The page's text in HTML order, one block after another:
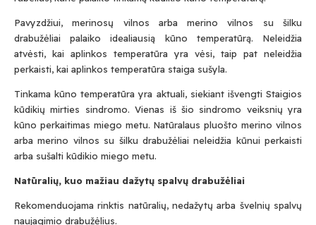
Pavyzdžiui, merinosų vilnos arba merino vilnos su šilku
drabužėliai palaiko idealiausią kūno temperatūrą. Neleidžia
atvėsti, kai aplinkos temperatūra yra vėsi, taip pat neleidžia
perkaisti, kai aplinkos temperatūra staiga sušyla.
Tinkama kūno temperatūra yra aktuali, siekiant išvengti Staigios
kūdikių mirties sindromo. Vienas iš šio sindromo veiksnių yra
kūno perkaitimas miego metu. Natūralaus pluošto merino vilnos
arba merino vilnos su šilku drabužėliai neleidžia kūnui perkaisti
arba sušalti kūdikio miego metu.
Natūralių, kuo mažiau dažytų spalvų drabužėliai
Rekomenduojama rinktis natūralių, nedažytų arba švelnių spalvų
naujagimio drabužėlius.
Submit
Prenumeruodami Jūs sutinkate su mūsų